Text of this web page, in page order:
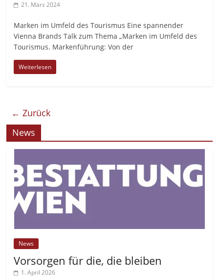
21. März 2024
Marken im Umfeld des Tourismus Eine spannender
Vienna Brands Talk zum Thema „Marken im Umfeld des
Tourismus. Markenführung: Von der
Weiterlesen
← Zurück
News
News
Vorsorgen für die, die bleiben
1. April 2026